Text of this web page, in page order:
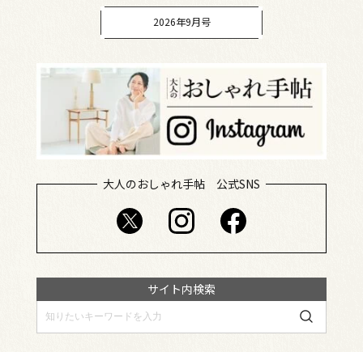
2026年9月号
大人のおしゃれ手帖 公式SNS
サイト内検索